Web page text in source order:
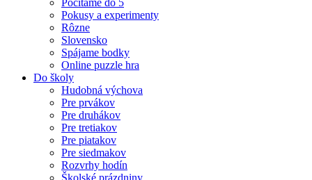
Počítame do 5
Pokusy a experimenty
Rôzne
Slovensko
Spájame bodky
Online puzzle hra
Do školy
Hudobná výchova
Pre prvákov
Pre druhákov
Pre tretiakov
Pre piatakov
Pre siedmakov
Rozvrhy hodín
Školské prázdniny